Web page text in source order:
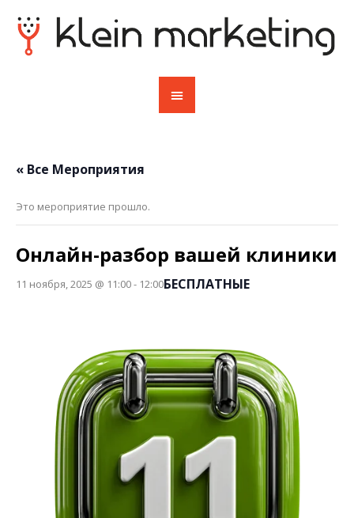
« Все Мероприятия
Это мероприятие прошло.
Онлайн-разбор вашей клиники
11 ноября, 2025 @ 11:00- 12:00БЕСПЛАТНЫЕ